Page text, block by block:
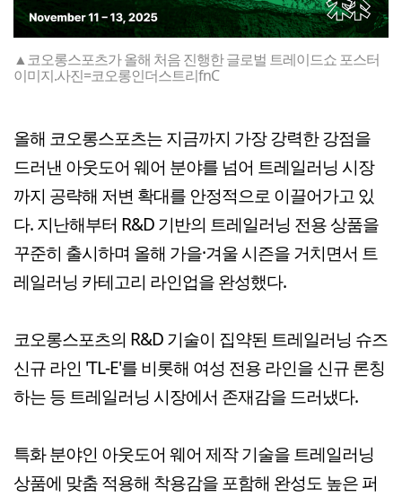
▲코오롱스포츠가 올해 처음 진행한 글로벌 트레이드쇼 포스터
이미지.사진=코오롱인더스트리fnC
올해 코오롱스포츠는 지금까지 가장 강력한 강점을
드러낸 아웃도어 웨어 분야를 넘어 트레일러닝 시장
까지 공략해 저변 확대를 안정적으로 이끌어가고 있
다. 지난해부터 R&D 기반의 트레일러닝 전용 상품을
꾸준히 출시하며 올해 가을·겨울 시즌을 거치면서 트
레일러닝 카테고리 라인업을 완성했다.
코오롱스포츠의 R&D 기술이 집약된 트레일러닝 슈즈
신규 라인 'TL-E'를 비롯해 여성 전용 라인을 신규 론칭
하는 등 트레일러닝 시장에서 존재감을 드러냈다.
특화 분야인 아웃도어 웨어 제작 기술을 트레일러닝
상품에 맞춤 적용해 착용감을 포함해 완성도 높은 퍼